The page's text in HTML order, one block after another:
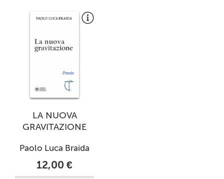
LA NUOVA
GRAVITAZIONE
Paolo Luca Braida
12,00 €